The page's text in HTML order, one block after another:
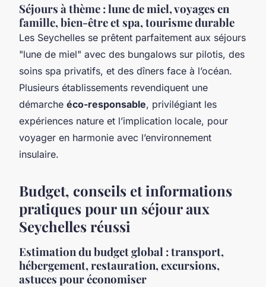
Séjours à thème : lune de miel, voyages en
famille, bien-être et spa, tourisme durable
Les Seychelles se prêtent parfaitement aux séjours
"lune de miel" avec des bungalows sur pilotis, des
soins spa privatifs, et des dîners face à l’océan.
Plusieurs établissements revendiquent une
démarche éco-responsable, privilégiant les
expériences nature et l’implication locale, pour
voyager en harmonie avec l’environnement
insulaire.
Budget, conseils et informations
pratiques pour un séjour aux
Seychelles réussi
Estimation du budget global : transport,
hébergement, restauration, excursions,
astuces pour économiser